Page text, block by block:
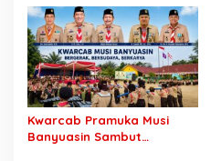
“Kegaduhan Siber” Alasan
Menjerat Warga
Kwarcab Pramuka Musi
Banyuasin Sambut